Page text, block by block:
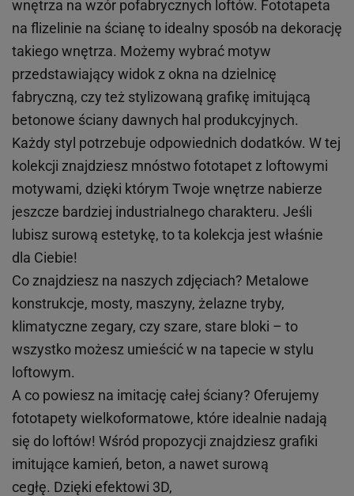
wnętrza na wzór pofabrycznych loftów. Fototapeta
na flizelinie na ścianę to idealny sposób na dekorację
takiego wnętrza. Możemy wybrać motyw
przedstawiający widok z okna na dzielnicę
fabryczną, czy też stylizowaną grafikę imitującą
betonowe ściany dawnych hal produkcyjnych.
Każdy styl potrzebuje odpowiednich dodatków. W tej
kolekcji znajdziesz mnóstwo fototapet z loftowymi
motywami, dzięki którym Twoje wnętrze nabierze
jeszcze bardziej industrialnego charakteru. Jeśli
lubisz surową estetykę, to ta kolekcja jest właśnie
dla Ciebie!
Co znajdziesz na naszych zdjęciach? Metalowe
konstrukcje, mosty, maszyny, żelazne tryby,
klimatyczne zegary, czy szare, stare bloki – to
wszystko możesz umieścić w na tapecie w stylu
loftowym.
A co powiesz na imitację całej ściany? Oferujemy
fototapety wielkoformatowe, które idealnie nadają
się do loftów! Wśród propozycji znajdziesz grafiki
imitujące kamień, beton, a nawet surową
cegłę. Dzięki efektowi 3D,